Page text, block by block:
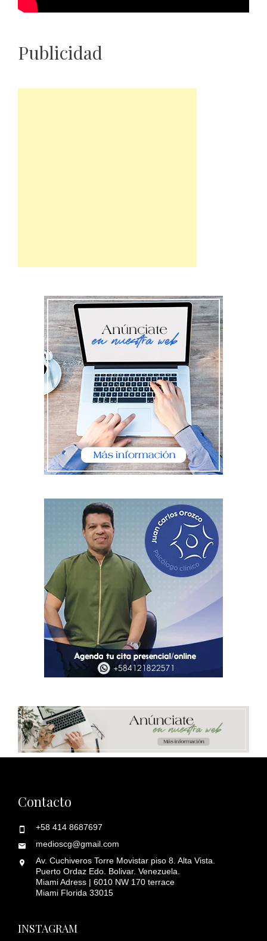
Publicidad
Contacto
+58 414 8687697
medioscg@gmail.com
Av. Cuchiveros Torre Movistar piso 8. Alta Vista.
Puerto Ordaz Edo. Bolivar. Venezuela.
Miami Adress | 6010 NW 170 terrace
Miami Florida 33015
INSTAGRAM